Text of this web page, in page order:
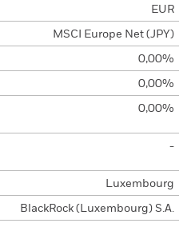
EUR
MSCI Europe Net (JPY)
0,00%
0,00%
0,00%
-
Luxembourg
BlackRock (Luxembourg) S.A.